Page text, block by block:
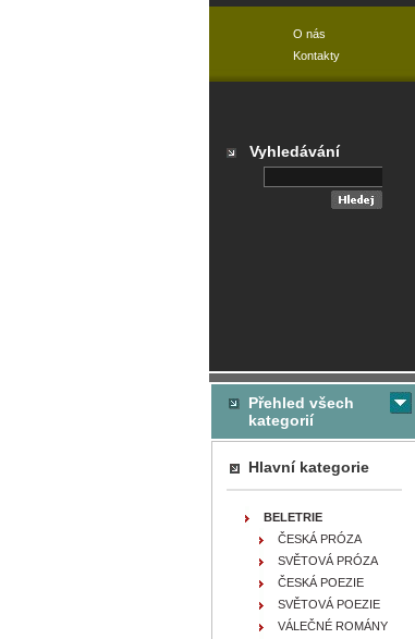
Přehled všech
kategorií
Hlavní kategorie
BELETRIE
ČESKÁ PRÓZA
SVĚTOVÁ PRÓZA
ČESKÁ POEZIE
SVĚTOVÁ POEZIE
VÁLEČNÉ ROMÁNY
O nás
Kontakty
Vyhledávání